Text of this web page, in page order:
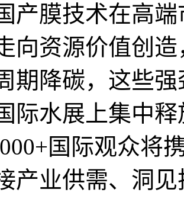
膜技术在高端
向资源价值创
期降碳，这些
际水展上集中
国际观众将
产业供需、洞